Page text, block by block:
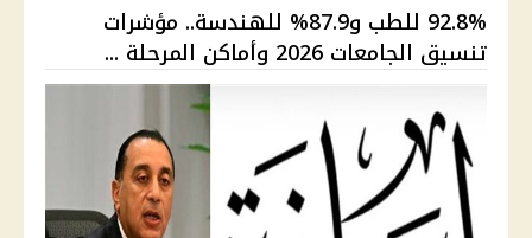
92.8% للطب و87.9% للهندسة.. مؤشرات
تنسيق الجامعات 2026 وأماكن المرحلة ...